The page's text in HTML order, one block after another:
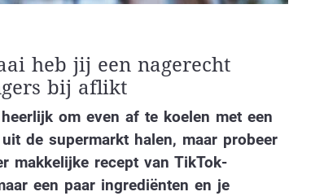
heb jij een nagerecht
bij aflikt
om even af te koelen met een
de supermarkt halen, maar probeer
makkelijke recept van TikTok-
een paar ingrediënten en je